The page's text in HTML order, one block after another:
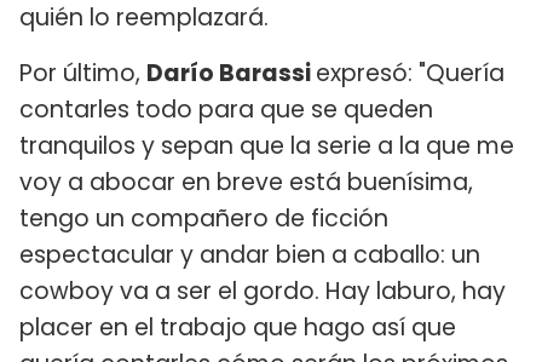
quién lo reemplazará.
Por último, Darío Barassiexpresó: "Quería
contarles todo para que se queden
tranquilos y sepan que la serie a la que me
voy a abocar en breve está buenísima,
tengo un compañero de ficción
espectacular y andar bien a caballo: un
cowboy va a ser el gordo. Hay laburo, hay
placer en el trabajo que hago así que